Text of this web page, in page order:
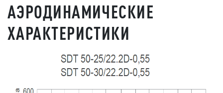
АЭРОДИНАМИЧЕСКИЕ
ХАРАКТЕРИСТИКИ